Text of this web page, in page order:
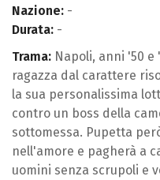
Nazione: -
Durata: -
Trama: Napoli, anni '50 e
ragazza dal carattere
la sua personalissima
contro un boss della
sottomessa. Pupetta
nell'amore e pagherà a
uomini senza scrupoli e